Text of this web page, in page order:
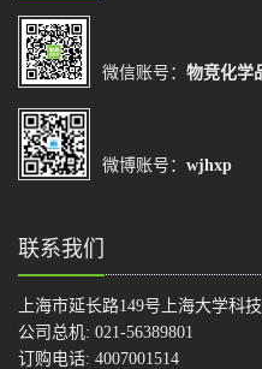
微信账号： 物竞化学
微博账号： wjhxp
联系我们
上海市延长路149号上海大学科
公司总机: 021-56389801
订购电话: 4007001514